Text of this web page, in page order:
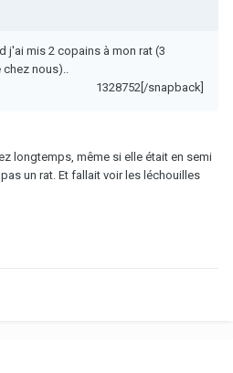
j'ai mis 2 copains à mon rat (3
nous)..
1328752[/snapback]
longtemps, même si elle était en semi
un rat. Et fallait voir les léchouilles